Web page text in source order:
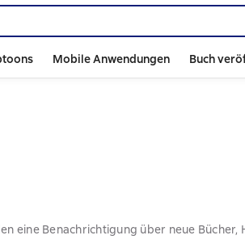
Mobile Anwendungen Buch
eine Benachrichtigung über neue